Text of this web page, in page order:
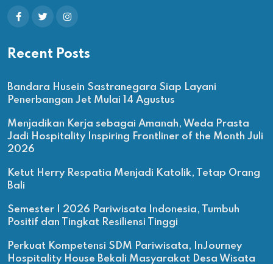
Recent Posts
Bandara Husein Sastranegara Siap Layani
Penerbangan Jet Mulai 14 Agustus
Menjadikan Kerja sebagai Amanah, Weda Prasta
Jadi Hospitality Inspiring Frontliner of the Month Juli
2026
Ketut Herry Respatia Menjadi Katolik, Tetap Orang
Bali
Semester I 2026 Pariwisata Indonesia, Tumbuh
Positif dan Tingkat Resiliensi Tinggi
Perkuat Kompetensi SDM Pariwisata, InJourney
Hospitality House Bekali Masyarakat Desa Wisata